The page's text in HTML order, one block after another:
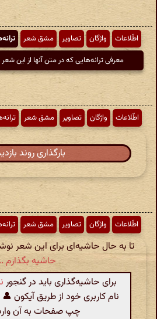
اطّلاعات واژگان تصاویر مشق شعر
معرفی ترانه‌هایی که در متن آنها از این
اطّلاعات واژگان تصاویر مشق شعر
بارگذاری روند
اطّلاعات واژگان تصاویر مشق شعر
تا به حال حاشیه‌ای برای این شعر
حاشیه بگذارم
برای حاشیه‌گذاری باید در گنجور
نام کاربری خود از طریق آیکون
چپ صفحات به آن